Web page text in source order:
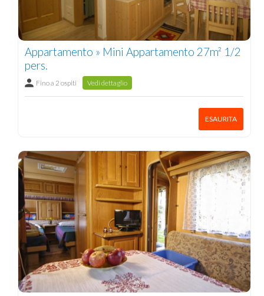
Appartamento » Mini Appartamento 27m² 1/2
pers.
Fino a 2 ospiti Vedi dettaglio
ESAURITA